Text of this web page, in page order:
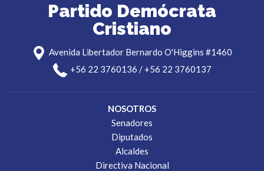
Partido Demócrata
Cristiano
Avenida Libertador Bernardo O'Higgins #1460
+56 22 3760136 / +56 22 3760137
NOSOTROS
Senadores
Diputados
Alcaldes
Directiva Nacional